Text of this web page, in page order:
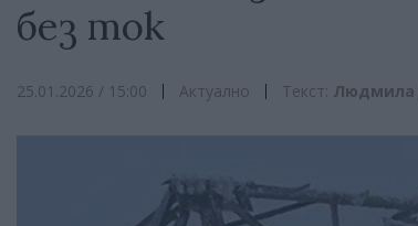
без ток
25.01.2026 / 15:00 Актуално Текст: Людмила